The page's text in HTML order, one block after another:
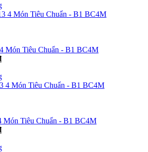
Món Tiêu Chuẩn - B1 BC4M
Món Tiêu Chuẩn - B1 BC4M